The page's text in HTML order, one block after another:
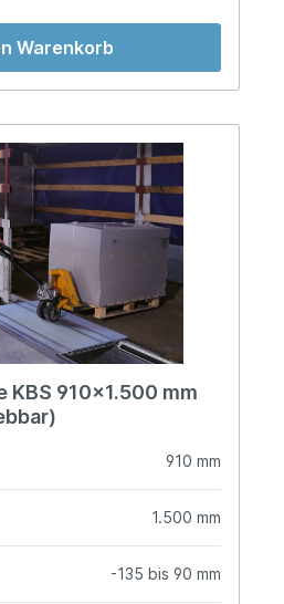
Warenkorb
KBS 910x1.500 mm
910 mm
1.500 mm
-135 bis 90 mm